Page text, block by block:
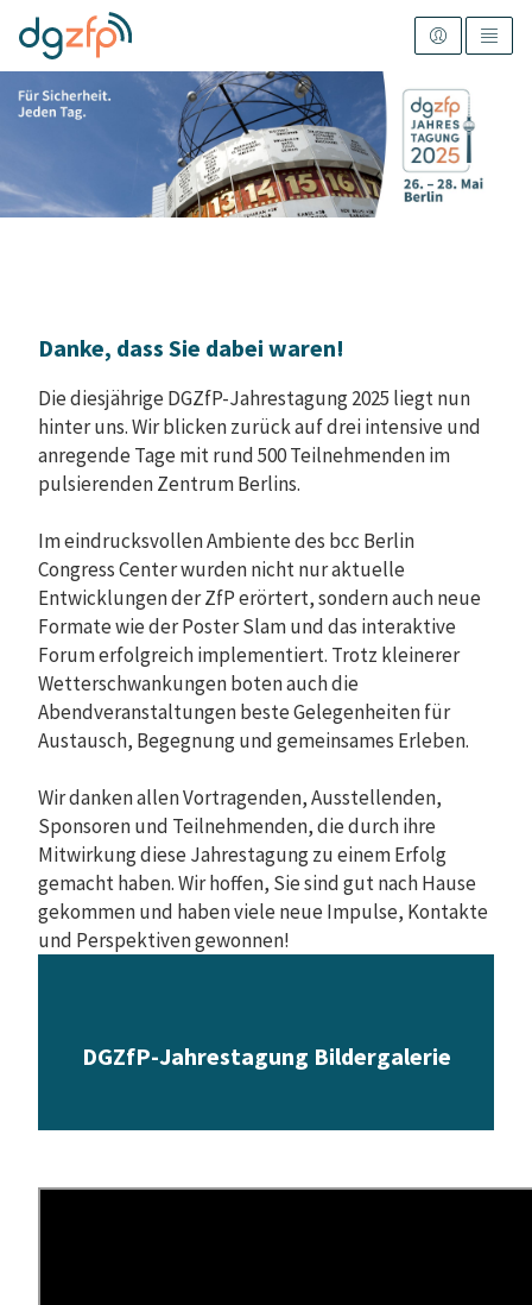
Danke, dass Sie dabei waren!
Die diesjährige DGZfP-Jahrestagung 2025 liegt nun
hinter uns. Wir blicken zurück auf drei intensive und
anregende Tage mit rund 500 Teilnehmenden im
pulsierenden Zentrum Berlins.
Im eindrucksvollen Ambiente des bcc Berlin
Congress Center wurden nicht nur aktuelle
Entwicklungen der ZfP erörtert, sondern auch neue
Formate wie der Poster Slam und das interaktive
Forum erfolgreich implementiert. Trotz kleinerer
Wetterschwankungen boten auch die
Abendveranstaltungen beste Gelegenheiten für
Austausch, Begegnung und gemeinsames Erleben.
Wir danken allen Vortragenden, Ausstellenden,
Sponsoren und Teilnehmenden, die durch ihre
Mitwirkung diese Jahrestagung zu einem Erfolg
gemacht haben. Wir hoffen, Sie sind gut nach Hause
gekommen und haben viele neue Impulse, Kontakte
und Perspektiven gewonnen!
DGZfP-Jahrestagung Bildergalerie